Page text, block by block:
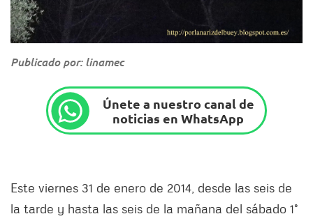
Publicado por: linamec
Únete a nuestro canal de
noticias en WhatsApp
Este viernes 31 de enero de 2014, desde las seis de
la tarde y hasta las seis de la mañana del sábado 1°